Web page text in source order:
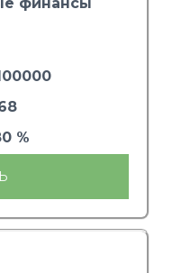
финансы
%